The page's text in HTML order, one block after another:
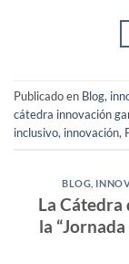
Publicado en Blog,
cátedra innovación
inclusivo, innovación,
BLOG
La Cátedra
la